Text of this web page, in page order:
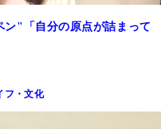
"「自分の原点が詰まって
フ・文化